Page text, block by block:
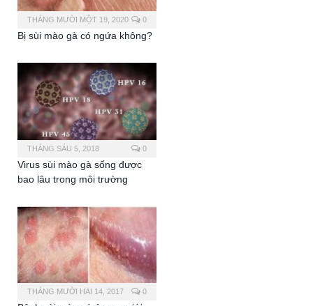
THÁNG MƯỜI MỘT 19, 2020 0
Bị sùi mào gà có ngứa không?
THÁNG SÁU 5, 2018 0
Virus sùi mào gà sống được
bao lâu trong môi trường
THÁNG MƯỜI HAI 14, 2017 0